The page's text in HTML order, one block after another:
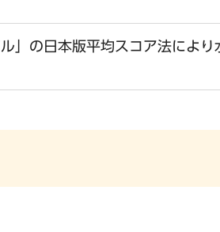
」の日本版平均スコア法により